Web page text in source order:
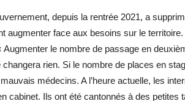
depuis la rentrée 2021, a
augmenter face aux besoins sur le
Augmenter le nombre de passage en
rien. Si le nombre de places en
médecins. A l’heure actuelle, les
cabinet. Ils ont été cantonnés à des petites